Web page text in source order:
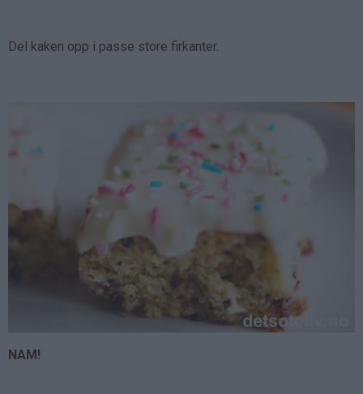
Del kaken opp i passe store firkanter.
NAM!